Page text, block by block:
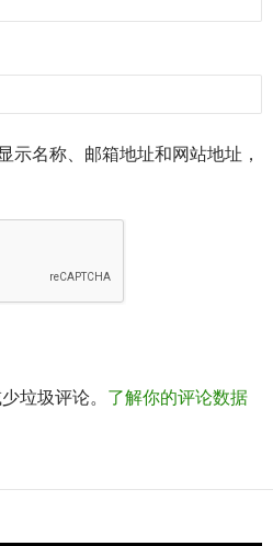
示名称、邮箱地址和网站地址，
垃圾评论。 了解你的评论数据